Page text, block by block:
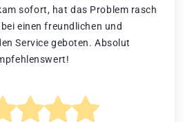
sofort, hat das Problem rasch
einen freundlichen und
Service geboten. Absolut